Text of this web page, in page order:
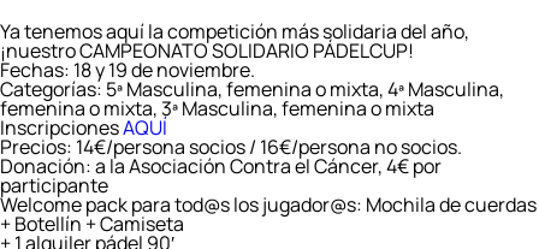
Ya tenemos aquí la competición más solidaria del año,
¡nuestro CAMPEONATO SOLIDARIO PÁDELCUP!
Fechas: 18 y 19 de noviembre.
Categorías: 5ª Masculina, femenina o mixta, 4ª Masculina,
femenina o mixta, 3ª Masculina, femenina o mixta
InscripcionesAQUÍ
Precios: 14€/persona socios / 16€/persona no socios.
Donación: a la Asociación Contra el Cáncer, 4€ por
participante
Welcome pack para tod@s los jugador@s: Mochila de cuerdas
+ Botellín + Camiseta
+ 1 alquiler pádel 90′